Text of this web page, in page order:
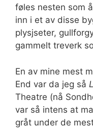
føles nesten som
inn i et av disse
plysjseter,
gammelt treverk
En av mine mest
End var da jeg så
Theatre (nå
var så intens at
gråt under de